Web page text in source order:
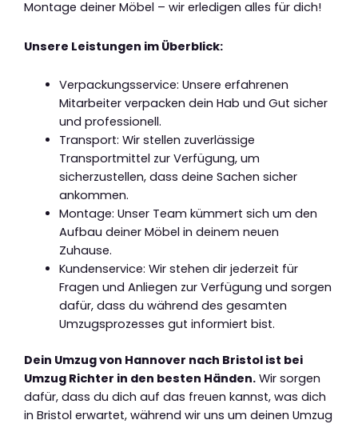
Montage deiner Möbel – wir erledigen alles für dich!
Unsere Leistungen im Überblick:
Verpackungsservice: Unsere erfahrenen
Mitarbeiter verpacken dein Hab und Gut sicher
und professionell.
Transport: Wir stellen zuverlässige
Transportmittel zur Verfügung, um
sicherzustellen, dass deine Sachen sicher
ankommen.
Montage: Unser Team kümmert sich um den
Aufbau deiner Möbel in deinem neuen
Zuhause.
Kundenservice: Wir stehen dir jederzeit für
Fragen und Anliegen zur Verfügung und sorgen
dafür, dass du während des gesamten
Umzugsprozesses gut informiert bist.
Dein Umzug von Hannover nach Bristol ist bei
Umzug Richter in den besten Händen. Wir sorgen
dafür, dass du dich auf das freuen kannst, was dich
in Bristol erwartet, während wir uns um deinen Umzug